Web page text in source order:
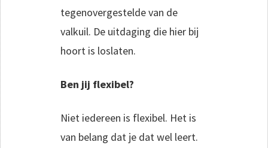
tegenovergestelde van de
valkuil. De uitdaging die hier bij
hoort is loslaten.
Ben jij flexibel?
Niet iedereen is flexibel. Het is
van belang dat je dat wel leert.